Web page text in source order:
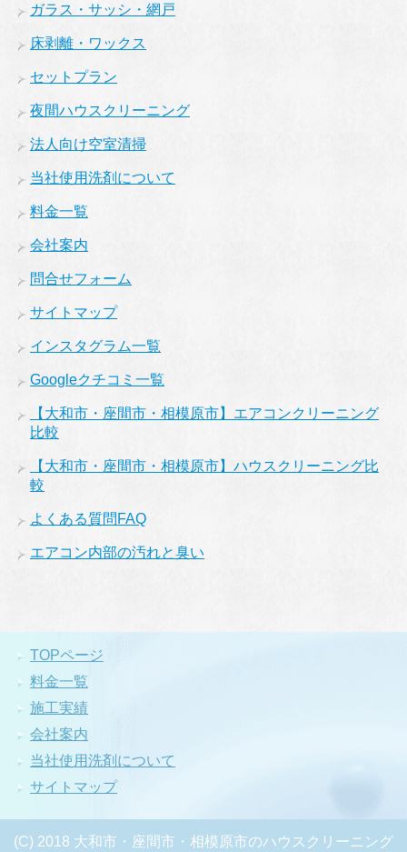
ガラス・サッシ・網戸
床剥離・ワックス
セットプラン
夜間ハウスクリーニング
法人向け空室清掃
当社使用洗剤について
料金一覧
会社案内
問合せフォーム
サイトマップ
インスタグラム一覧
Googleクチコミ一覧
【大和市・座間市・相模原市】エアコンクリーニング
比較
【大和市・座間市・相模原市】ハウスクリーニング比
較
よくある質問FAQ
エアコン内部の汚れと臭い
TOPページ
料金一覧
施工実績
会社案内
当社使用洗剤について
サイトマップ
(C) 2018 大和市・座間市・相模原市のハウスクリーニング